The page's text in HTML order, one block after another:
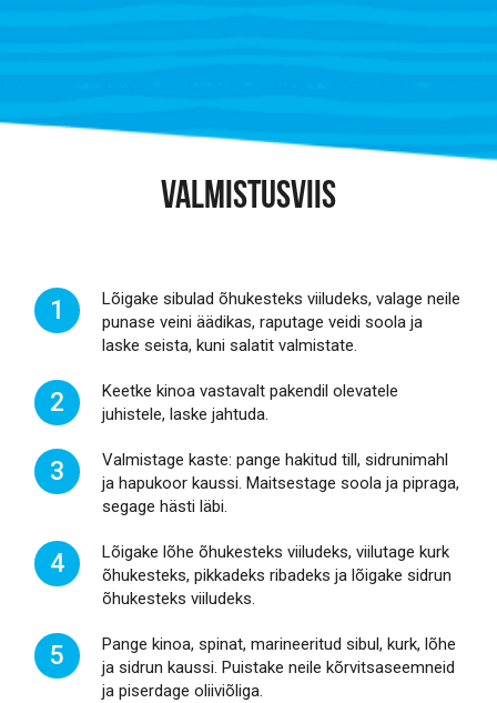
VALMISTUSVIIS
1
Lõigake sibulad õhukesteks viiludeks, valage neile
punase veini äädikas, raputage veidi soola ja
laske seista, kuni salatit valmistate.
2
Keetke kinoa vastavalt pakendil olevatele
juhistele, laske jahtuda.
3
Valmistage kaste: pange hakitud till, sidrunimahl
ja hapukoor kaussi. Maitsestage soola ja pipraga,
segage hästi läbi.
4
Lõigake lõhe õhukesteks viiludeks, viilutage kurk
õhukesteks, pikkadeks ribadeks ja lõigake sidrun
õhukesteks viiludeks.
5
Pange kinoa, spinat, marineeritud sibul, kurk, lõhe
ja sidrun kaussi. Puistake neile kõrvitsaseemneid
ja piserdage oliiviõliga.